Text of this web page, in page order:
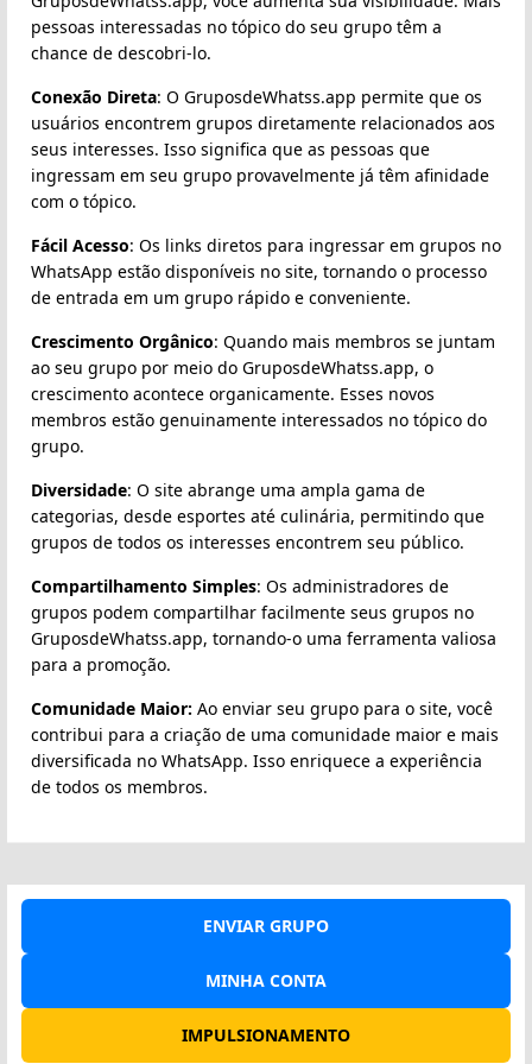
pessoas interessadas no tópico do seu grupo têm a
chance de descobri-lo.
Conexão Direta: O GruposdeWhatss.app permite que os
usuários encontrem grupos diretamente relacionados aos
seus interesses. Isso significa que as pessoas que
ingressam em seu grupo provavelmente já têm afinidade
com o tópico.
Fácil Acesso: Os links diretos para ingressar em grupos no
WhatsApp estão disponíveis no site, tornando o processo
de entrada em um grupo rápido e conveniente.
Crescimento Orgânico: Quando mais membros se juntam
ao seu grupo por meio do GruposdeWhatss.app, o
crescimento acontece organicamente. Esses novos
membros estão genuinamente interessados no tópico do
grupo.
Diversidade: O site abrange uma ampla gama de
categorias, desde esportes até culinária, permitindo que
grupos de todos os interesses encontrem seu público.
Compartilhamento Simples: Os administradores de
grupos podem compartilhar facilmente seus grupos no
GruposdeWhatss.app, tornando-o uma ferramenta valiosa
para a promoção.
Comunidade Maior: Ao enviar seu grupo para o site, você
contribui para a criação de uma comunidade maior e mais
diversificada no WhatsApp. Isso enriquece a experiência
de todos os membros.
ENVIAR GRUPO
MINHA CONTA
IMPULSIONAMENTO